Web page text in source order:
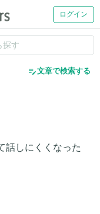
ログイン
edit_note文章で検索する
話しにくくなった